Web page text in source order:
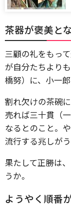
茶器が褒美と
三顧の礼をもっ
が自分たちより
橋努）に、小一
割れ欠けの茶碗
売れば三十貫（
なるとのこと。
流行する兆しがう
果たして正勝は
うか。
ようやく順